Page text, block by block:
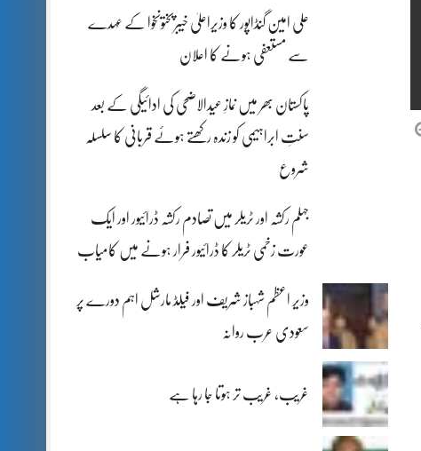
علی امین گنڈاپور کا وزیراعلیٰ خیبرپختونخوا کے عہدے
سے مستعفی ہونے کا اعلان
پاکستان بھر میں نمازِ عیدالاضحی کی ادائیگی کے بعد
سنتِ ابراہیمی کو زندہ رکھتے ہوئے قربانی کا سلسلہ
شروع
جہلم رکشہ اور ٹریلر میں تصادم رکشہ ڈرائیور اور ایک
عورت زخمی ٹریلر کا ڈرائیور فرار ہونے میں کامیاب
وزیر اعظم شہباز شریف اور فیلڈ مارشل اہم دورے پر
سعودی عرب روانہ
غریب، غریب تر ہوتا جا رہا ہے